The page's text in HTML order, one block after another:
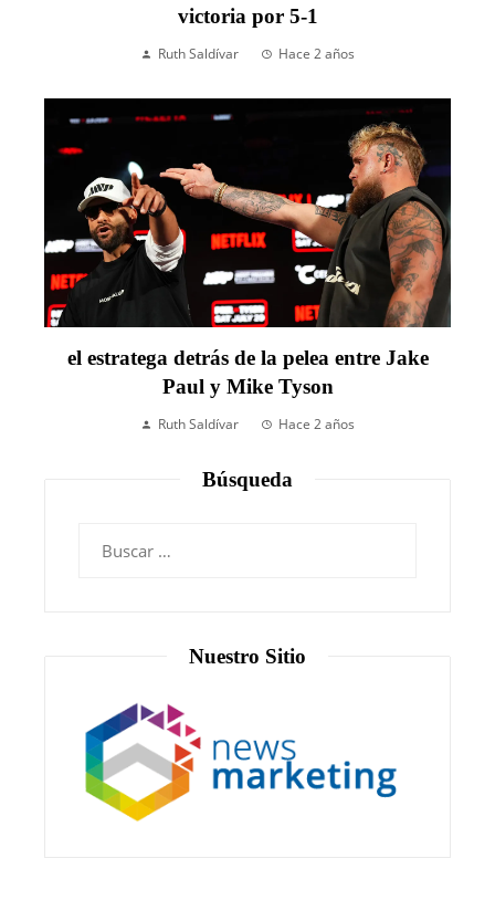
victoria por 5-1
Ruth Saldívar Hace 2 años
el estratega detrás de la pelea entre Jake
Paul y Mike Tyson
Ruth Saldívar Hace 2 años
Búsqueda
Nuestro Sitio